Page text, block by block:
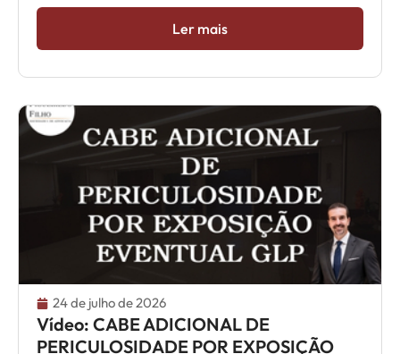
Ler mais
24 de julho de 2026
Vídeo: CABE ADICIONAL DE
PERICULOSIDADE POR EXPOSIÇÃO